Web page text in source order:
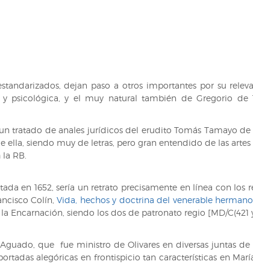
dejan paso a otros importantes por su
psicológica, y el muy natural también de Gregorio
tratado de anales jurídicos del erudito Tomás Tamayo de
siendo muy de letras, pero gran entendido de las
RB.
en 1652, sería un retrato precisamente en línea con los
Colín,Vida, hechos y doctrina del venerable
Encarnación, siendo los dos de patronato regio [MD/C(421
que fue ministro de Olivares en diversas juntas
portadas alegóricas en frontispicio tan características en